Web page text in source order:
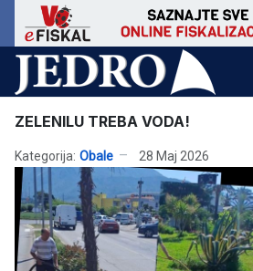
ZELENILU TREBA VODA!
Kategorija: Obale 28 Maj 2026